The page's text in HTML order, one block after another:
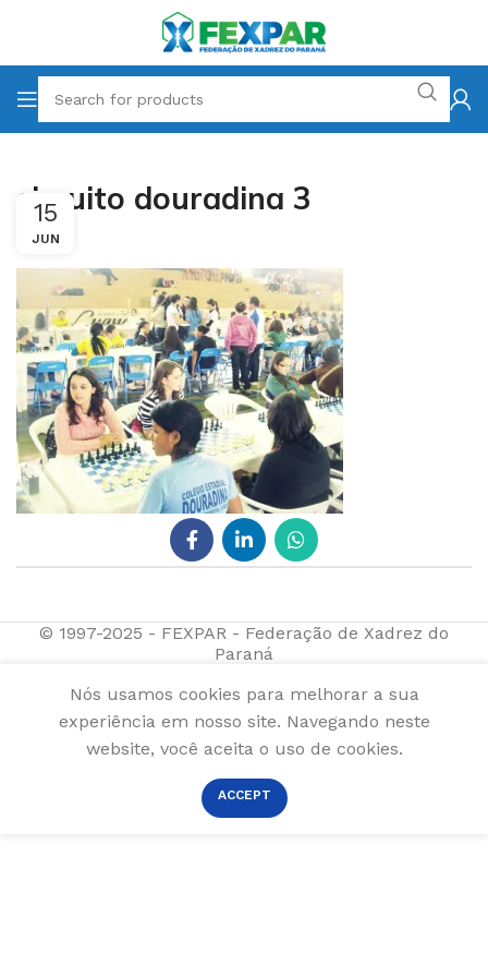
circuito douradina 3
15
JUN
© 1997-2025 - FEXPAR - Federação de Xadrez do
Paraná
Nós usamos cookies para melhorar a sua
experiência em nosso site. Navegando neste
website, você aceita o uso de cookies.
ACCEPT